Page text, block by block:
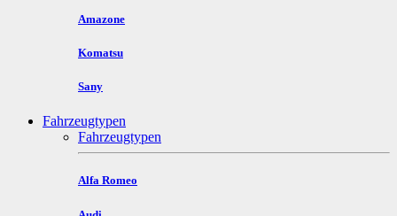
Amazone
Komatsu
Sany
Fahrzeugtypen
Fahrzeugtypen
Alfa Romeo